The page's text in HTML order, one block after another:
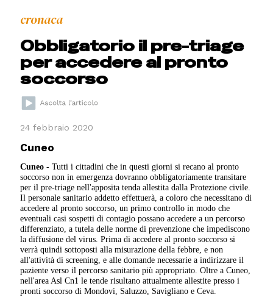
cronaca
Obbligatorio il pre-triage
per accedere al pronto
soccorso
24 febbraio 2020
Cuneo
Cuneo - Tutti i cittadini che in questi giorni si recano al pronto
soccorso non in emergenza dovranno obbligatoriamente transitare
per il pre-triage nell'apposita tenda allestita dalla Protezione civile.
Il personale sanitario addetto effettuerà, a coloro che necessitano di
accedere al pronto soccorso, un primo controllo in modo che
eventuali casi sospetti di contagio possano accedere a un percorso
differenziato, a tutela delle norme di prevenzione che impediscono
la diffusione del virus. Prima di accedere al pronto soccorso si
verrà quindi sottoposti alla misurazione della febbre, e non
all'attività di screening, e alle domande necessarie a indirizzare il
paziente verso il percorso sanitario più appropriato. Oltre a Cuneo,
nell'area Asl Cn1 le tende risultano attualmente allestite presso i
pronti soccorso di Mondovì, Saluzzo, Savigliano e Ceva.